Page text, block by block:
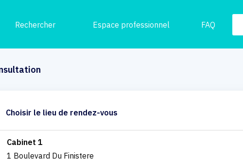
Rechercher Espace professionnel FAQ
Choisir le lieu de rendez-vous
Cabinet 1
1 Boulevard Du Finistere